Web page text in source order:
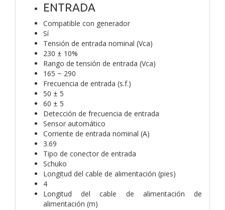
ENTRADA
Compatible con generador
Sí
Tensión de entrada nominal (Vca)
230 ± 10%
Rango de tensión de entrada (Vca)
165 ~ 290
Frecuencia de entrada (s.f.)
50 ± 5
60 ± 5
Detección de frecuencia de entrada
Sensor automático
Corriente de entrada nominal (A)
3.69
Tipo de conector de entrada
Schuko
Longitud del cable de alimentación (pies)
4
Longitud del cable de alimentación de
alimentación (m)